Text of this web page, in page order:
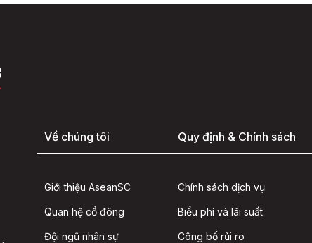
Về chúng tôi
Giới thiệu AseanSC
Quan hệ cổ đông
Đội ngũ nhân sự
Quy định & Chính sách
Chính sách dịch vụ
Biểu phí và lãi suất
Công bố rủi ro